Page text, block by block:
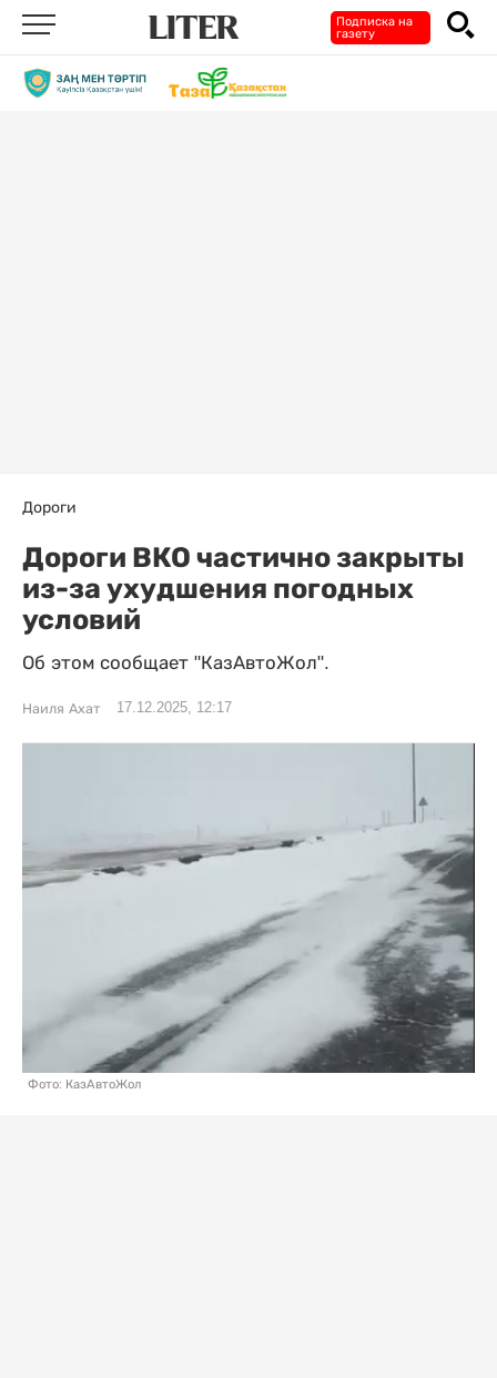
Подписка на
газету
Дороги
Дороги ВКО частично закрыты
из-за ухудшения погодных
условий
Об этом сообщает "КазАвтоЖол".
Наиля Ахат 17.12.2025, 12:17
Фото: КазАвтоЖол